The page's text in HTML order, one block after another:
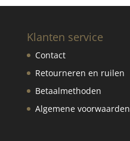
€37.50.€18.75.
Klanten service
Contact
Retourneren en ruilen
Betaalmethoden
Algemene voorwaarden